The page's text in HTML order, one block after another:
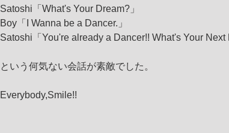
Satoshi「What's Your Dream?」
Boy「I Wanna be a Dancer.」
Satoshi「You're already a Dancer!! What's Your Next
という何気ない会話が素敵でした。
Everybody,Smile!!